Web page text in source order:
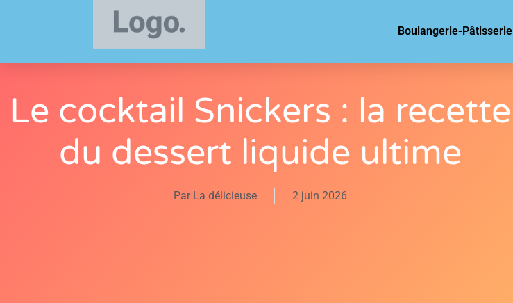
Boulangerie-Pâtisserie
Le cocktail Snickers : la recette
du dessert liquide ultime
ParLa délicieuse 2 juin 2026